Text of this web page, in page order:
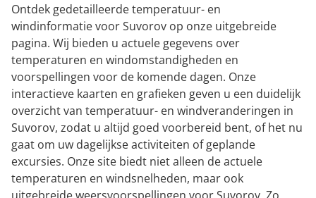
Ontdek gedetailleerde temperatuur- en
windinformatie voor Suvorov op onze uitgebreide
pagina. Wij bieden u actuele gegevens over
temperaturen en windomstandigheden en
voorspellingen voor de komende dagen. Onze
interactieve kaarten en grafieken geven u een duidelijk
overzicht van temperatuur- en windveranderingen in
Suvorov, zodat u altijd goed voorbereid bent, of het nu
gaat om uw dagelijkse activiteiten of geplande
excursies. Onze site biedt niet alleen de actuele
temperaturen en windsnelheden, maar ook